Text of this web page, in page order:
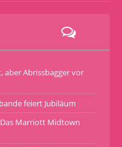
aber Abrissbagger vor
feiert Jubiläum
Marriott Midtown